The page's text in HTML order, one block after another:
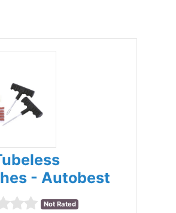
- Autobest
Not Rated